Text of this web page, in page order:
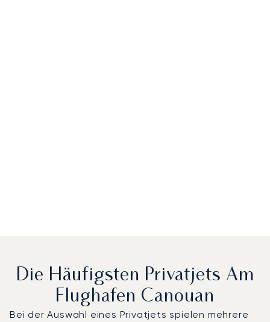
Die Häufigsten Privatjets Am
Flughafen Canouan
Bei der Auswahl eines Privatjets spielen mehrere